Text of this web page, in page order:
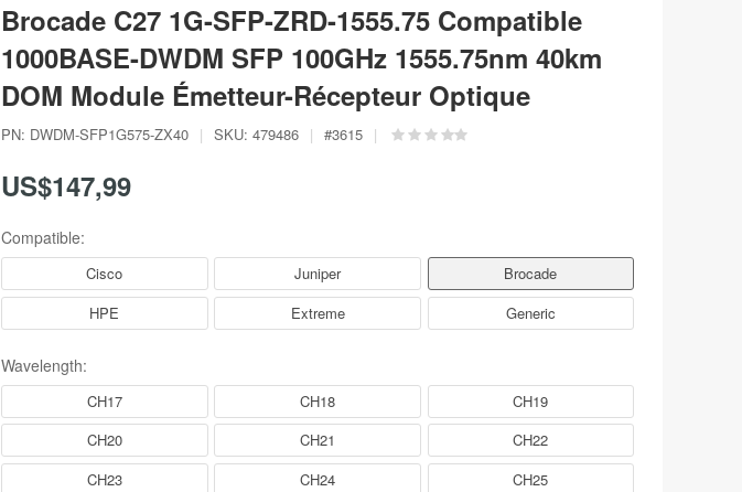
Brocade C27 1G-SFP-ZRD-1555.75 Compatible
1000BASE-DWDM SFP 100GHz 1555.75nm 40km
DOM Module Émetteur-Récepteur Optique
PN: DWDM-SFP1G575-ZX40 | SKU: 479486 | #3615 |
US$147,99
Compatible:
Cisco Juniper
Brocade
HPE
Extreme Generic
Wavelength:
CH17 CH18
CH19
CH20
CH21
CH22
CH23
CH24
CH25